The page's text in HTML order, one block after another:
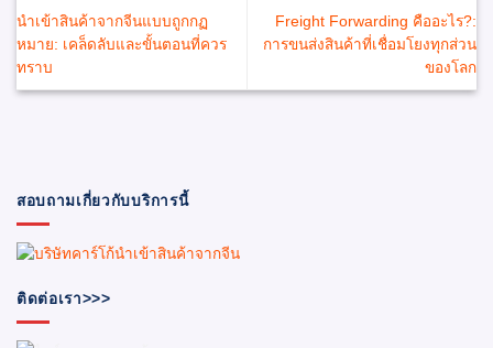
นำเข้าสินค้าจากจีนแบบถูกกฏ
หมาย: เคล็ดลับและขั้นตอนที่ควร
ทราบ
Freight Forwarding คืออะไร?:
การขนส่งสินค้าที่เชื่อมโยงทุกส่วน
ของโลก
สอบถามเกี่ยวกับบริการนี้
ติดต่อเรา>>>